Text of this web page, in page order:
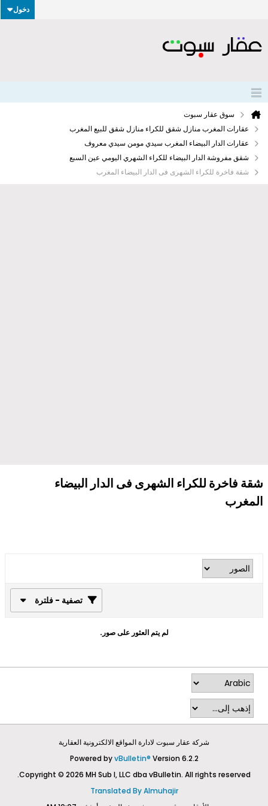
دخول
سوق عقار سبوت
عقارات المغرب منازل شقق للكراء منازل شقق للبيع المغرب
عقارات الدار البيضاء المغرب سيدي مومن سيدي معروف
شقق مفروشة الدار البيضاء للكراء الشهري اليومي عين السبع
شقة فاخرة للكراء الشهرى فى الدار البيضاء المغرب
شقة فاخرة للكراء الشهرى فى الدار البيضاء
المغرب
تصفية - فلترة
لم يتم العثور على صور.
شركة عقار سبوت لادارة المواقع الالكترونية العقارية
Powered byvBulletin® Version 6.2.2
Copyright © 2026 MH Sub I, LLC dba vBulletin. All rights reserved.
Translated By Almuhajir